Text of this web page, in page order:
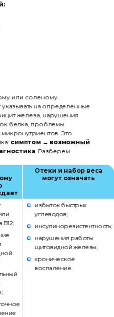
или соленому.
на определенные
железа, нарушения
белка, проблемы
Это
симптом → возможный
. Разберем
Отеки и набор веса
могут означать
B12;
избыток быстрых
углеводов;
инсулинорезистентность;
нарушения работы
щитовидной железы;
хроническое
воспаление.